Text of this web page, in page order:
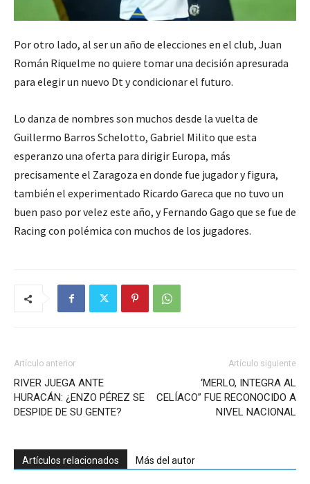
Por otro lado, al ser un año de elecciones en el club, Juan
Román Riquelme no quiere tomar una decisión apresurada
para elegir un nuevo Dt y condicionar el futuro.
Lo danza de nombres son muchos desde la vuelta de
Guillermo Barros Schelotto, Gabriel Milito que esta
esperanzo una oferta para dirigir Europa, más
precisamente el Zaragoza en donde fue jugador y figura,
también el experimentado Ricardo Gareca que no tuvo un
buen paso por velez este año, y Fernando Gago que se fue de
Racing con polémica con muchos de los jugadores.
Artículo anterior
RIVER JUEGA ANTE
HURACÁN: ¿ENZO PÉREZ SE
DESPIDE DE SU GENTE?
Artículo siguiente
‘MERLO, INTEGRA AL
CELÍACO” FUE RECONOCIDO A
NIVEL NACIONAL
Artículos relacionados Más del autor